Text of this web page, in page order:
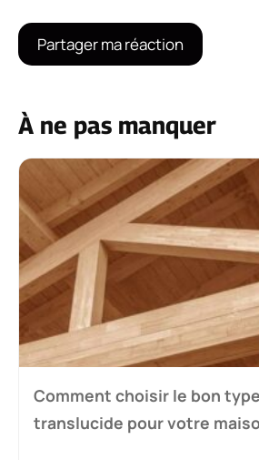
À ne pas manquer
Comment choisir le bon
translucide pour votre